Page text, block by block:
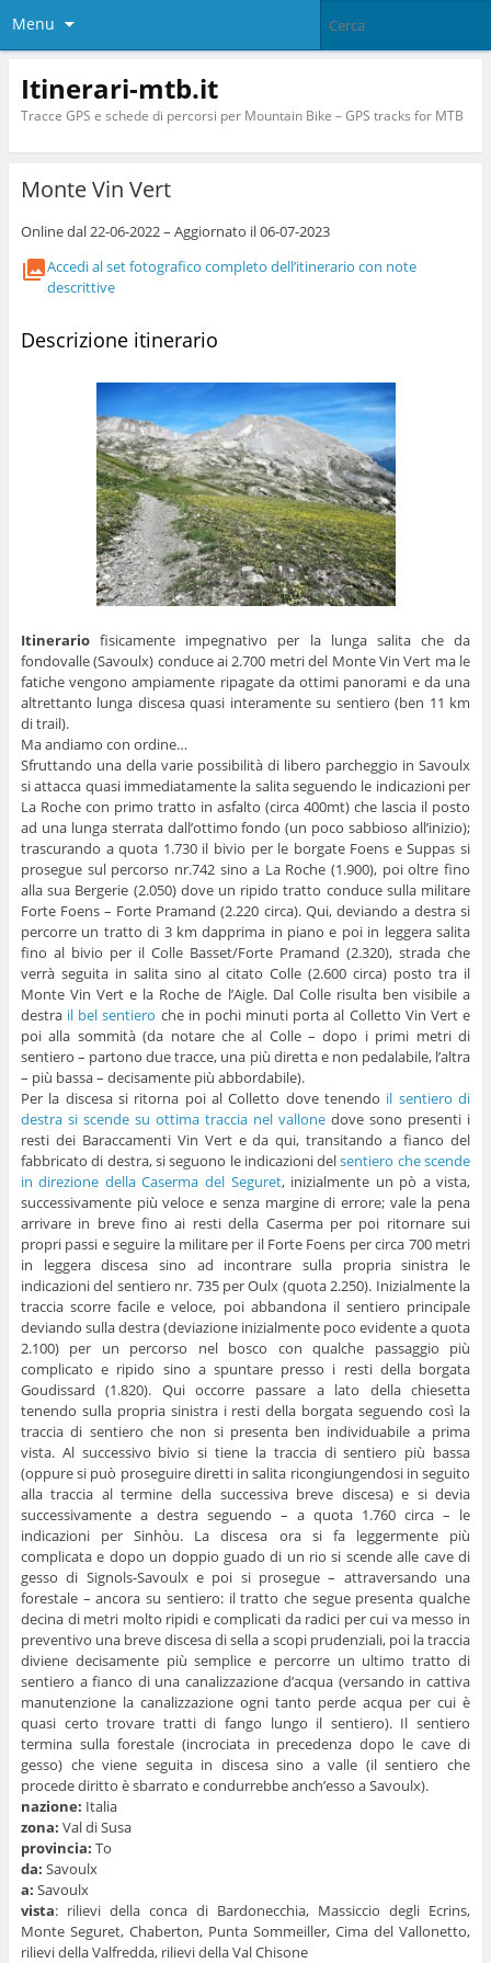
Menu
Itinerari-mtb.it
Tracce GPS e schede di percorsi per Mountain Bike – GPS tracks for MTB
Monte Vin Vert
Online dal 22-06-2022 – Aggiornato il 06-07-2023
Accedi al set fotografico completo dell’itinerario con note
descrittive
Descrizione itinerario
Itinerariofisicamente impegnativo per la lunga salita che da
fondovalle (Savoulx) conduce ai 2.700 metri del Monte Vin Vert ma le
fatiche vengono ampiamente ripagate da ottimi panorami e da una
altrettanto lunga discesa quasi interamente su sentiero (ben 11 km
di trail).
Ma andiamo con ordine…
Sfruttando una della varie possibilità di libero parcheggio in Savoulx
si attacca quasi immediatamente la salita seguendo le indicazioni per
La Roche con primo tratto in asfalto (circa 400mt) che lascia il posto
ad una lunga sterrata dall’ottimo fondo (un poco sabbioso all’inizio);
trascurando a quota 1.730 il bivio per le borgate Foens e Suppas si
prosegue sul percorso nr.742 sino a La Roche (1.900), poi oltre fino
alla sua Bergerie (2.050) dove un ripido tratto conduce sulla militare
Forte Foens – Forte Pramand (2.220 circa). Qui, deviando a destra si
percorre un tratto di 3 km dapprima in piano e poi in leggera salita
fino al bivio per il Colle Basset/Forte Pramand (2.320), strada che
verrà seguita in salita sino al citato Colle (2.600 circa) posto tra il
Monte Vin Vert e la Roche de l’Aigle. Dal Colle risulta ben visibile a
destra il bel sentiero che in pochi minuti porta al Colletto Vin Vert e
poi alla sommità (da notare che al Colle – dopo i primi metri di
sentiero – partono due tracce, una più diretta e non pedalabile, l’altra
– più bassa – decisamente più abbordabile).
Per la discesa si ritorna poi al Colletto dove tenendo il sentiero di
destra si scende su ottima traccia nel vallone dove sono presenti i
resti dei Baraccamenti Vin Vert e da qui, transitando a fianco del
fabbricato di destra, si seguono le indicazioni delsentiero che scende
in direzione della Caserma del Seguret, inizialmente un pò a vista,
successivamente più veloce e senza margine di errore; vale la pena
arrivare in breve fino ai resti della Caserma per poi ritornare sui
propri passi e seguire la militare per il Forte Foens per circa 700 metri
in leggera discesa sino ad incontrare sulla propria sinistra le
indicazioni del sentiero nr. 735 per Oulx (quota 2.250). Inizialmente la
traccia scorre facile e veloce, poi abbandona il sentiero principale
deviando sulla destra (deviazione inizialmente poco evidente a quota
2.100) per un percorso nel bosco con qualche passaggio più
complicato e ripido sino a spuntare presso i resti della borgata
Goudissard (1.820). Qui occorre passare a lato della chiesetta
tenendo sulla propria sinistra i resti della borgata seguendo così la
traccia di sentiero che non si presenta ben individuabile a prima
vista. Al successivo bivio si tiene la traccia di sentiero più bassa
(oppure si può proseguire diretti in salita ricongiungendosi in seguito
alla traccia al termine della successiva breve discesa) e si devia
successivamente a destra seguendo – a quota 1.760 circa – le
indicazioni per Sinhòu. La discesa ora si fa leggermente più
complicata e dopo un doppio guado di un rio si scende alle cave di
gesso di Signols-Savoulx e poi si prosegue – attraversando una
forestale – ancora su sentiero: il tratto che segue presenta qualche
decina di metri molto ripidi e complicati da radici per cui va messo in
preventivo una breve discesa di sella a scopi prudenziali, poi la traccia
diviene decisamente più semplice e percorre un ultimo tratto di
sentiero a fianco di una canalizzazione d’acqua (versando in cattiva
manutenzione la canalizzazione ogni tanto perde acqua per cui è
quasi certo trovare tratti di fango lungo il sentiero). Il sentiero
termina sulla forestale (incrociata in precedenza dopo le cave di
gesso) che viene seguita in discesa sino a valle (il sentiero che
procede diritto è sbarrato e condurrebbe anch’esso a Savoulx).
nazione: Italia
zona: Val di Susa
provincia: To
da: Savoulx
a: Savoulx
vista: rilievi della conca di Bardonecchia, Massiccio degli Ecrins,
Monte Seguret, Chaberton, Punta Sommeiller, Cima del Vallonetto,
rilievi della Valfredda, rilievi della Val Chisone